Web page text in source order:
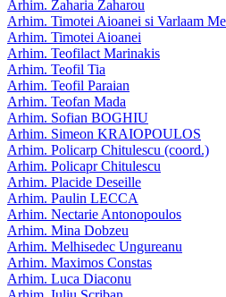
Arhim. Zaharia Zaharou
Arhim. Timotei Aioanei si Varlaam
Arhim. Timotei Aioanei
Arhim. Teofilact Marinakis
Arhim. Teofil Tia
Arhim. Teofil Paraian
Arhim. Teofan Mada
Arhim. Sofian BOGHIU
Arhim. Simeon KRAIOPOULOS
Arhim. Policarp Chitulescu (coord.)
Arhim. Policapr Chitulescu
Arhim. Placide Deseille
Arhim. Paulin LECCA
Arhim. Nectarie Antonopoulos
Arhim. Mina Dobzeu
Arhim. Melhisedec Ungureanu
Arhim. Maximos Constas
Arhim. Luca Diaconu